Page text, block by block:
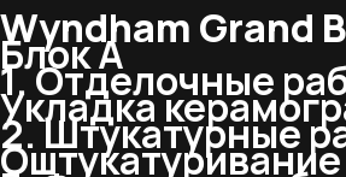
Wyndham Grand
Блок A
1. Отделочные
Укладка
2. Штукатурные